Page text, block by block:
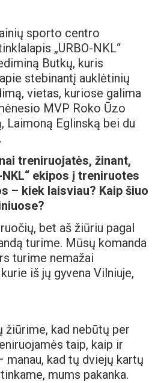
sporto centro
„URBO-NKL“
Butkų, kuris
stebinantį auklėtinių
vietas, kuriose galima
MVP Roko Ūzo
Laimoną Eglinską bei du
treniruojatės, žinant,
ekipos į treniruotes
– kiek laisviau? Kaip šiuo
bet aš žiūriu pagal
turime. Mūsų komanda
turime nemažai
iš jų gyvena Vilniuje,
žiūrime, kad nebūtų per
taip, kaip ir
manau, kad tų dviejų kartų
mums pakanka.